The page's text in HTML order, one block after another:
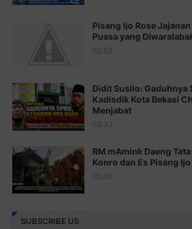
http://j.mp/2bFSq95
http://j.mp/2brI1zc
Juz 22 ⇨http://j.mp/2bFRxNP
Juz 23 ⇨http://j.mp/2brItxm
Juz 25 ⇨http://j.mp/2brImlf
Juz 26 ⇨http://j.mp/2bFRHF2
Pisang Ijo Rose
Puasa yang
02.52
Didit Susilo: Gaduhnya
Kadisdik Kota Bekasi
Menjabat
09.33
RM mAmink Daeng
Konro dan Es Pisang
05.35
SUBSCRIBE US